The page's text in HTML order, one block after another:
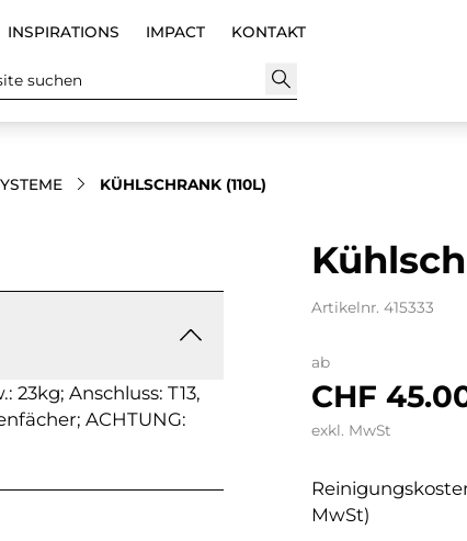
INSPIRATIONS IMPACT KONTAKT
suchen
KÜHLSCHRANK (110L)
Artikelnr. 415333
ab
CHF
exkl. MwSt
MwSt)
23kg; Anschluss: T13,
ACHTUNG: